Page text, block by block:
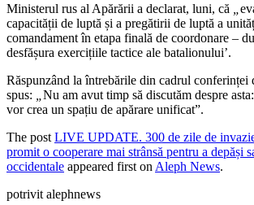
Ministerul rus al Apărării a declarat, luni, că
capacității de luptă și a pregătirii de luptă a
comandament în etapa finală de coordonare –
desfășura exercițiile tactice ale batalionului’.
Răspunzând la întrebările din cadrul conferinței
spus:
Nu am avut timp să discutăm despre asta:
vor crea un spațiu de apărare unificat”.
The post LIVE UPDATE. 300 de zile de
promit o cooperare mai strânsă pentru a depăși
occidentale appeared first on Aleph News.
potrivit alephnews